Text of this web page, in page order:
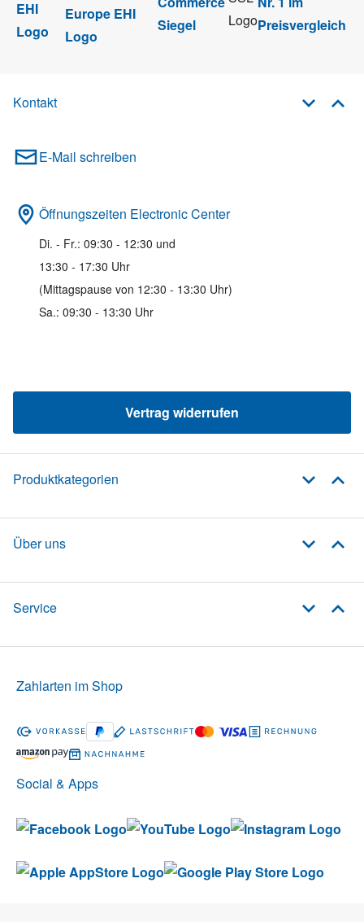
Kontakt
E-Mail schreiben
Öffnungszeiten Electronic Center
Di. - Fr.: 09:30 - 12:30 und
13:30 - 17:30 Uhr
(Mittagspause von 12:30 - 13:30 Uhr)
Sa.: 09:30 - 13:30 Uhr
Vertrag widerrufen
Produktkategorien
Über uns
Service
Social & Apps
Zahlarten im Shop